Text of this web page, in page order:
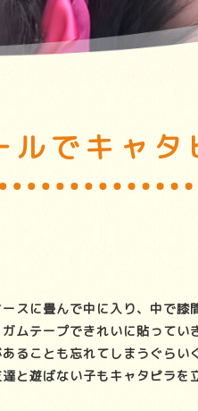
ルでキャ
スに畳んで中に入り、中で膝
ムテープできれいに貼って
ることも忘れてしまうぐら
と遊ばない子もキャタピラ